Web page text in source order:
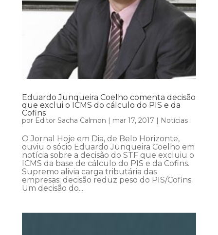
Eduardo Junqueira Coelho comenta decisão
que exclui o ICMS do cálculo do PIS e da
Cofins
por Editor Sacha Calmon | mar 17, 2017 | Notícias
O Jornal Hoje em Dia, de Belo Horizonte,
ouviu o sócio Eduardo Junqueira Coelho em
notícia sobre a decisão do STF que excluiu o
ICMS da base de cálculo do PIS e da Cofins.
Supremo alivia carga tributária das
empresas; decisão reduz peso do PIS/Cofins
Um decisão do...